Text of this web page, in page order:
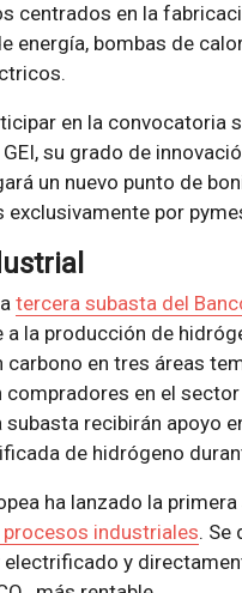
centrados en la
energía, bombas de
en la convocatoria
su grado de
un nuevo punto de
por
tercera subasta del
la producción de
en tres áreas
en el
recibirán apoyo
de hidrógeno
ha lanzado la
industriales. Se
y